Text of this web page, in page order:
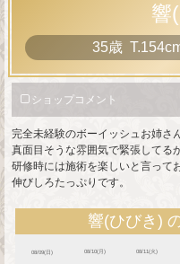
ネ
～
の
プ
ロ
フ
ィ
ー
響
35歳 T
ショップコメント
完全未経験のボーイッシュお姉さ
真面目そうな雰囲気で緊張してる
研修時には施術を楽しいと言って
伸びしろたっぷりです。
響(ひびき)
08/09(日) 08/10(月) 08/11(火)